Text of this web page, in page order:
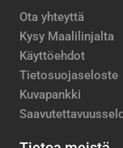
Ota yhteyttä
Kysy Maalilinjalta
Käyttöehdot
Tietosuojaseloste
Kuvapankki